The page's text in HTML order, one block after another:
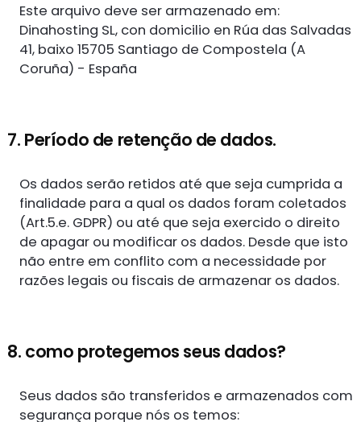
Este arquivo deve ser armazenado em:
Dinahosting SL, con domicilio en Rúa das Salvadas
41, baixo 15705 Santiago de Compostela (A
Coruña) - España
7. Período de retenção de dados.
Os dados serão retidos até que seja cumprida a
finalidade para a qual os dados foram coletados
(Art.5.e. GDPR) ou até que seja exercido o direito
de apagar ou modificar os dados. Desde que isto
não entre em conflito com a necessidade por
razões legais ou fiscais de armazenar os dados.
8. como protegemos seus dados?
Seus dados são transferidos e armazenados com
segurança porque nós os temos: